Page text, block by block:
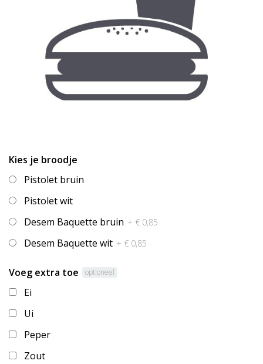
Kies je broodje
Pistolet bruin
Pistolet wit
Desem Baquette bruin + € 0,85
Desem Baquette wit + € 0,85
Voeg extra toe optioneel
Ei
Ui
Peper
Zout